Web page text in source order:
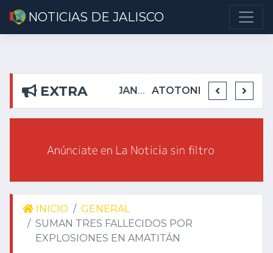
NOTICIAS DE JALISCO
EXTRA
DETIENEN EN TEUCHITLÁN A PRESUNTOS INTEGRANTES DE GRUPO DELICTIVO ATOTONILQUILLO INSEGURO Y AL VIRREY NO LE IMPORTA
INICIO
GENERAL
SUMAN TRES FALLECIDOS POR
EXPLOSIONES EN AMATITÁN